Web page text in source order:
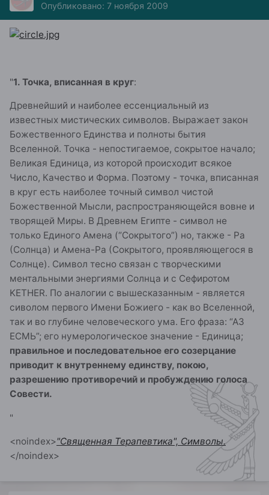
Опубликовано: 7 ноября 2009
"1. Точка, вписанная в круг:
Древнейший и наиболее ессенциальный из
известных мистических символов. Выражает закон
Божественного Единства и полноты бытия
Вселенной. Точка - непостигаемое, сокрытое начало;
Великая Единица, из которой происходит всякое
Число, Качество и Форма. Поэтому - точка, вписанная
в круг есть наиболее точный символ чистой
Божественной Мысли, распространяющейся вовне и
творящей Миры. В Древнем Египте - символ не
только Единого Амена (“Сокрытого”) но, также - Ра
(Солнца) и Амена-Ра (Сокрытого, проявляющегося в
Солнце). Символ тесно связан с творческими
ментальными энергиями Солнца и с Сефиротом
KETHER. По аналогии с вышесказанным - является
сиволом первого Имени Божиего - как во Вселенной,
так и во глубине человеческого ума. Его фраза: “АЗ
ЕСМЬ”; его нумерологическое значение - Единица;
правильное и последовательное его созерцание
приводит к внутреннему единству, покою,
разрешению противоречий и пробуждению голоса
Совести.
"
<noindex>"Священная Терапевтика", Символы.
</noindex>